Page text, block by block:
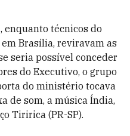
enquanto técnicos do
Brasília, reviravam as
se­ria possível conceder
do Executivo, o grupo
do ministério tocava
de som, a música Índia,
Tiririca (PR-SP).